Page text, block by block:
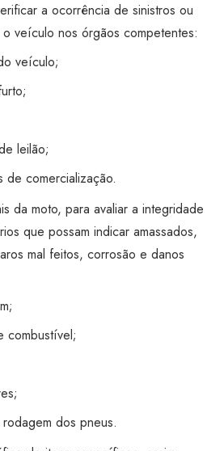
a ocorrência de sinistros ou
veículo nos órgãos competentes:
veículo;
leilão;
de comercialização.
da moto, para avaliar a integridade
que possam indicar amassados,
mal feitos, corrosão e danos
combustível;
dos pneus.